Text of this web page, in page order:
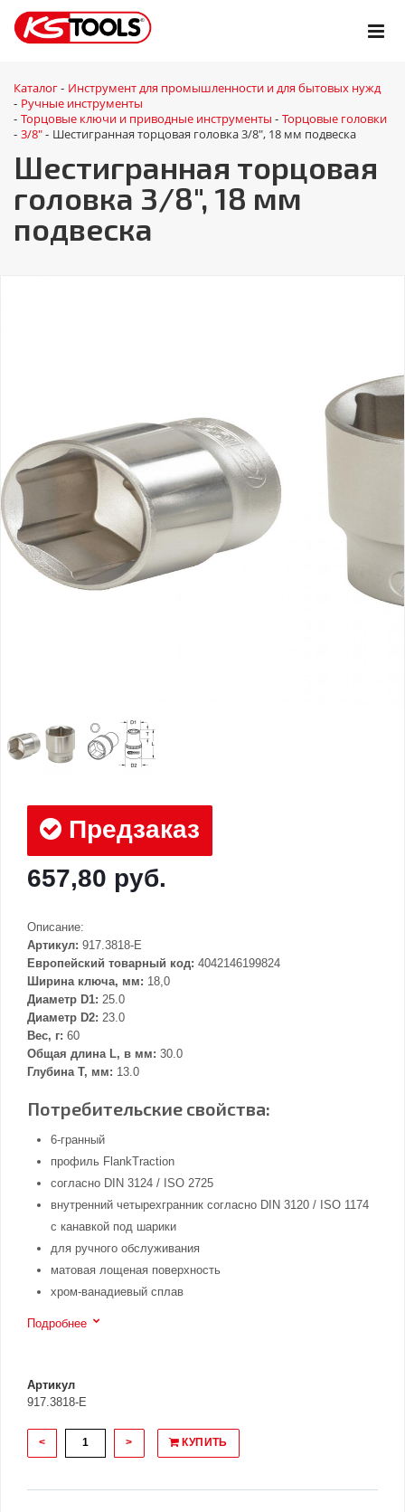
Каталог - Инструмент для промышленности и для бытовых нужд
- Ручные инструменты
- Торцовые ключи и приводные инструменты - Торцовые головки
- 3/8" - Шестигранная торцовая головка 3/8", 18 мм подвеска
Шестигранная торцовая
головка 3/8", 18 мм
подвеска
Предзаказ
657,80 руб.
Описание:
Артикул: 917.3818-E
Европейский товарный код: 4042146199824
Ширина ключа, мм: 18,0
Диаметр D1: 25.0
Диаметр D2: 23.0
Вес, г: 60
Общая длина L, в мм: 30.0
Глубина Т, мм: 13.0
Потребительские свойства:
6-гранный
профиль FlankTraction
согласно DIN 3124 / ISO 2725
внутренний четырехгранник согласно DIN 3120 / ISO 1174
с канавкой под шарики
для ручного обслуживания
матовая лощеная поверхность
хром-ванадиевый сплав
Подробнее
Артикул
917.3818-E
< > КУПИТЬ